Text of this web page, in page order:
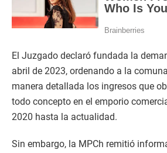
El Juzgado declaró fundada la
abril de 2023, ordenando a la
manera detallada los ingresos que
todo concepto en el emporio
2020 hasta la actualidad.
Sin embargo, la MPCh remitió